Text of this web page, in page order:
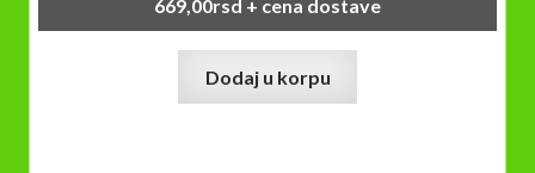
669,00rsd + cena dostave
Dodaj u korpu